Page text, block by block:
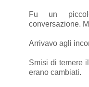
Fu un
conversazione.
Arrivavo agli
Smisi di temere
erano cambiati.